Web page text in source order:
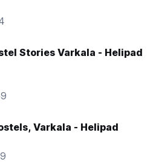
Stories Varkala - Helipad
Varkala - Helipad